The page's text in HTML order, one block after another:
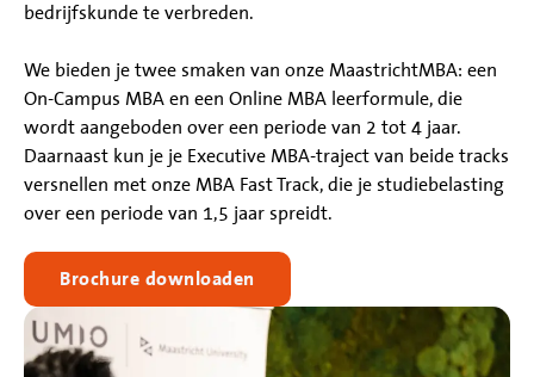
bedrijfskunde te verbreden.
We bieden je twee smaken van onze MaastrichtMBA: een
On-Campus MBA en een Online MBA leerformule, die
wordt aangeboden over een periode van 2 tot 4 jaar.
Daarnaast kun je je Executive MBA-traject van beide tracks
versnellen met onze MBA Fast Track, die je studiebelasting
over een periode van 1,5 jaar spreidt.
Brochure downloaden